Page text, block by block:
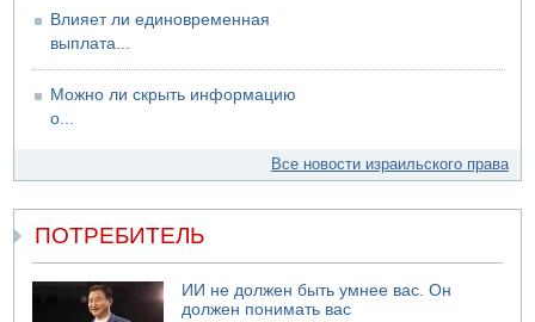
Влияет ли единовременная
выплата...
Можно ли скрыть информацию
о...
Все новости израильского права
ПОТРЕБИТЕЛЬ
ИИ не должен быть умнее вас. Он
должен понимать вас